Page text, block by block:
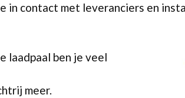
in contact met leveranciers en
laadpaal ben je veel
meer.